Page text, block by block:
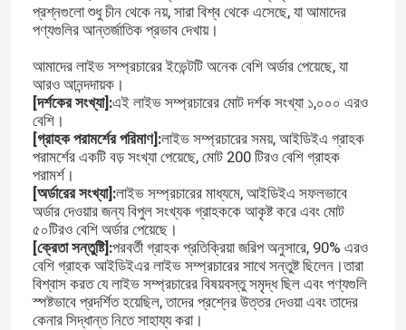
প্রশ্নগুলো শুধু চীন থেকে নয়, সারা বিশ্ব থেকে এসেছে, যা আমাদের
পণ্যগুলির আন্তর্জাতিক প্রভাব দেখায়।
আমাদের লাইভ সম্প্রচারের ইভেন্টটি অনেক বেশি অর্ডার পেয়েছে, যা
আরও আনন্দদায়ক।
[দর্শকের সংখ্যা]:এই লাইভ সম্প্রচারের মোট দর্শক সংখ্যা ১,০০০ এরও
বেশি।
[গ্রাহক পরামর্শের পরিমাণ]:লাইভ সম্প্রচারের সময়, আইডিইএ গ্রাহক
পরামর্শের একটি বড় সংখ্যা পেয়েছে, মোট 200 টিরও বেশি গ্রাহক
পরামর্শ।
[অর্ডারের সংখ্যা]:লাইভ সম্প্রচারের মাধ্যমে, আইডিইএ সফলভাবে
অর্ডার দেওয়ার জন্য বিপুল সংখ্যক গ্রাহককে আকৃষ্ট করে এবং মোট
৫০টিরও বেশি অর্ডার পেয়েছে।
[ক্রেতা সন্তুষ্টি]:পরবর্তী গ্রাহক প্রতিক্রিয়া জরিপ অনুসারে, 90% এরও
বেশি গ্রাহক আইডিইএর লাইভ সম্প্রচারের সাথে সন্তুষ্ট ছিলেন।তারা
বিশ্বাস করত যে লাইভ সম্প্রচারের বিষয়বস্তু সমৃদ্ধ ছিল এবং পণ্যগুলি
স্পষ্টভাবে প্রদর্শিত হয়েছিল, তাদের প্রশ্নের উত্তর দেওয়া এবং তাদের
কেনার সিদ্ধান্ত নিতে সাহায্য করা।